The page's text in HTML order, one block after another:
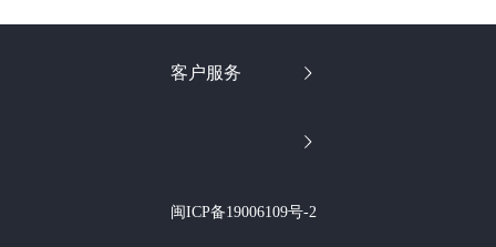
客户服务
闽ICP备19006109号-2